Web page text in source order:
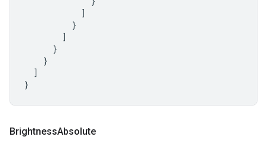
]
}
]
}
}
]
}
BrightnessAbsolute